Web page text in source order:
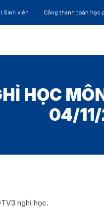
Sinh viên Cổng thanh toán học
HỌC
04/
nghỉ học.